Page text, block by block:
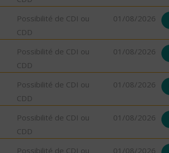
Possibilité de CDI ou
CDD
01/08/2026
Possibilité de CDI ou
CDD
01/08/2026
Possibilité de CDI ou
CDD
01/08/2026
Possibilité de CDI ou
CDD
01/08/2026
Possibilité de CDI ou
01/08/2026